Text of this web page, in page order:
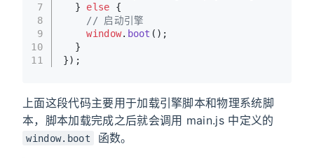
7
8
9
10
11
  }
else {
// 启动引擎
window. boot ();
  }
});
上面这段代码主要用于加载引擎脚本和物理系统脚
本，脚本加载完成之后就会调用 main.js 中定义的
window.boot 函数。